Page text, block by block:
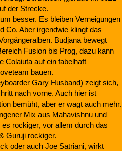
der Strecke.
besser. Es bleiben Verneigungen
Co. Aber irgendwie klingt das
Budjana bewegt
Fusion bis Prog, dazu kann
Colaiuta auf ein fabelhaft
bauen.
Gary Husband) zeigt sich,
nach vorne. Auch hier ist
bemüht, aber er wagt auch mehr.
Mix aus Mahavishnu und
rockiger, vor allem durch das
Guruji rockiger.
oder auch Joe Satriani, wirkt